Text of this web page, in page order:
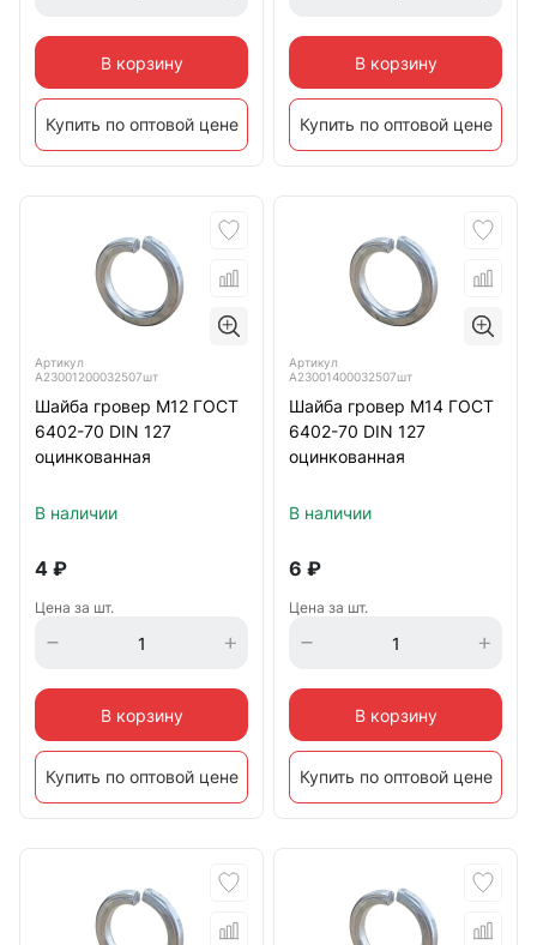
В корзину
Купить по оптовой цене
В корзину
Купить по оптовой цене
Артикул
А23001200032507шт
Шайба гровер М12 ГОСТ
6402-70 DIN 127
оцинкованная
В наличии
4 ₽
Цена за шт.
В корзину
Купить по оптовой цене
Артикул
А23001400032507шт
Шайба гровер М14 ГОСТ
6402-70 DIN 127
оцинкованная
В наличии
6 ₽
Цена за шт.
В корзину
Купить по оптовой цене